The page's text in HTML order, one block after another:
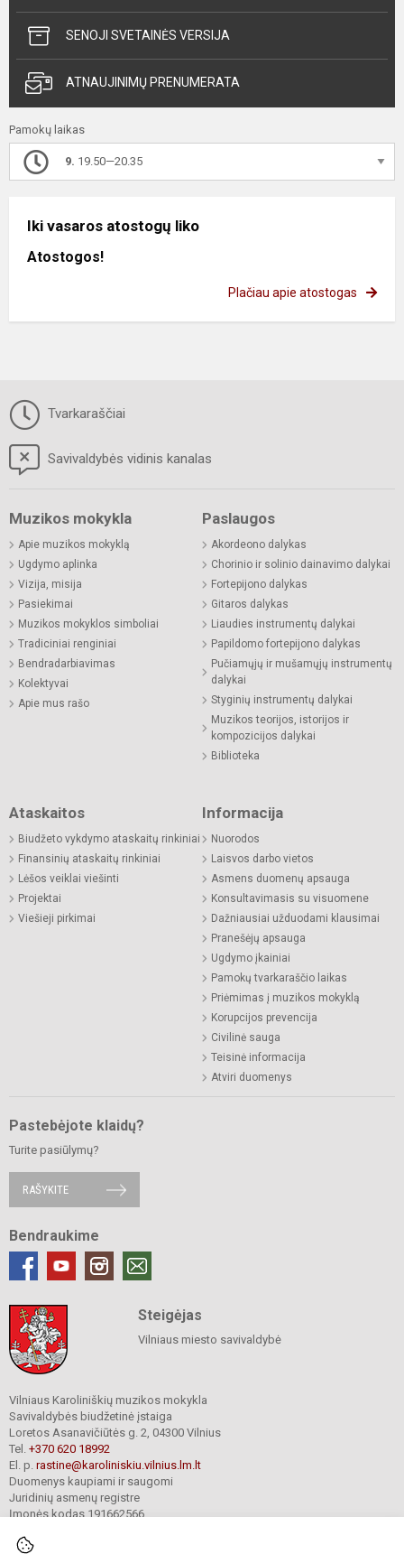
SENOJI SVETAINĖS VERSIJA
ATNAUJINIMŲ PRENUMERATA
Pamokų laikas
9. 19.50—20.35
Iki vasaros atostogų liko
Atostogos!
Plačiau apie atostogas
Tvarkaraščiai
Savivaldybės vidinis kanalas
Muzikos mokykla
Apie muzikos mokyklą
Ugdymo aplinka
Vizija, misija
Pasiekimai
Muzikos mokyklos simboliai
Tradiciniai renginiai
Bendradarbiavimas
Kolektyvai
Apie mus rašo
Paslaugos
Akordeono dalykas
Chorinio ir solinio dainavimo dalykai
Fortepijono dalykas
Gitaros dalykas
Liaudies instrumentų dalykai
Papildomo fortepijono dalykas
Pučiamųjų ir mušamųjų instrumentų
dalykai
Styginių instrumentų dalykai
Muzikos teorijos, istorijos ir
kompozicijos dalykai
Biblioteka
Ataskaitos
Biudžeto vykdymo ataskaitų rinkiniai
Finansinių ataskaitų rinkiniai
Lėšos veiklai viešinti
Projektai
Viešieji pirkimai
Informacija
Nuorodos
Laisvos darbo vietos
Asmens duomenų apsauga
Konsultavimasis su visuomene
Dažniausiai užduodami klausimai
Pranešėjų apsauga
Ugdymo įkainiai
Pamokų tvarkaraščio laikas
Priėmimas į muzikos mokyklą
Korupcijos prevencija
Civilinė sauga
Teisinė informacija
Atviri duomenys
Pastebėjote klaidų?
Turite pasiūlymų?
RAŠYKITE
Bendraukime
Steigėjas
Vilniaus miesto savivaldybė
Vilniaus Karoliniškių muzikos mokykla
Savivaldybės biudžetinė įstaiga
Loretos Asanavičiūtės g. 2, 04300 Vilnius
Tel. +370 620 18992
El. p. rastine@karoliniskiu.vilnius.lm.lt
Duomenys kaupiami ir saugomi
Juridinių asmenų registre
Įmonės kodas 191662566